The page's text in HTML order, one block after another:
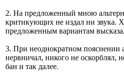
2. На предложенный мною
критикующих не издал ни звука.
предложенным вариантам
3. При неоднократном пояснении
нервничал, никого не оскорблял,
бан и так далее.